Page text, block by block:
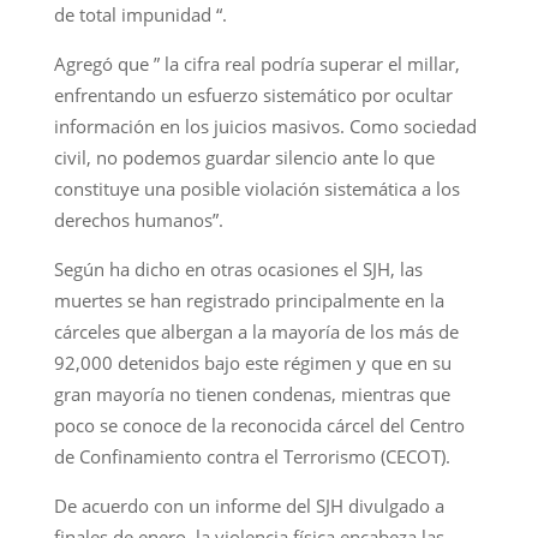
de total impunidad “.
Agregó que ” la cifra real podría superar el millar,
enfrentando un esfuerzo sistemático por ocultar
información en los juicios masivos. Como sociedad
civil, no podemos guardar silencio ante lo que
constituye una posible violación sistemática a los
derechos humanos”.
Según ha dicho en otras ocasiones el SJH, las
muertes se han registrado principalmente en la
cárceles que albergan a la mayoría de los más de
92,000 detenidos bajo este régimen y que en su
gran mayoría no tienen condenas, mientras que
poco se conoce de la reconocida cárcel del Centro
de Confinamiento contra el Terrorismo (CECOT).
De acuerdo con un informe del SJH divulgado a